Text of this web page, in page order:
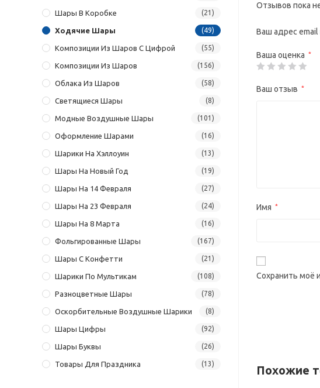
Отзывов пока
Ваш адрес email
Ваша оценка *
Ваш отзыв *
Имя *
Сохранить моё
Похожие
Шары В Коробке (21)
Ходячие Шары (49)
Композиции Из Шаров С Цифрой (55)
Композиции Из Шаров (156)
Облака Из Шаров (58)
Светящиеся Шары (8)
Модные Воздушные Шары (101)
Оформление Шарами (16)
Шарики На Хэллоуин (13)
Шары На Новый Год (19)
Шары На 14 Февраля (27)
Шары На 23 Февраля (24)
Шары На 8 Марта (16)
Фольгированные Шары (167)
Шары С Конфетти (21)
Шарики По Мультикам (108)
Разноцветные Шары (78)
Оскорбительные Воздушные Шарики (8)
Шары Цифры (92)
Шары Буквы (26)
Товары Для Праздника (13)